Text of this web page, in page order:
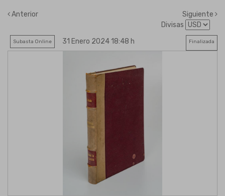
Anterior
Siguiente
Divisas
Subasta Online 31 Enero 2024 18:48 h Finalizada